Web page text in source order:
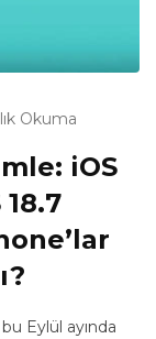
Okuma
iOS
Eylül ayında